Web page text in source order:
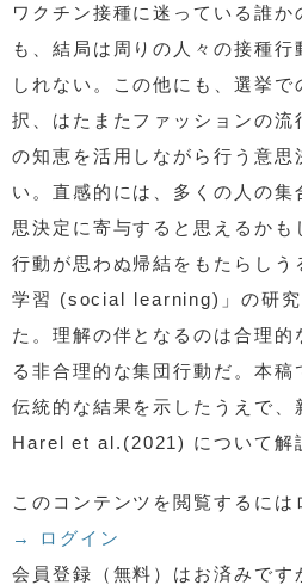
ワクチン接種に迷っている誰
も、結局は周りの人々の接種行
しれない。この他にも、選挙で
択、はたまたファッションの流
の知恵を活用しながら行う意思
い。直感的には、多くの人の
思決定に寄与すると思えるかも
行動が思わぬ帰結をもたらしう
学習 (social learning)」の研究
た。理解の伴となるのは合理
る非合理的な集団行動だ。本
伝統的な結果を示したうえで、
Harel et al.(2021) について解
このコンテンツを閲覧するには
→ ログイン
会員登録（無料）はお済みです